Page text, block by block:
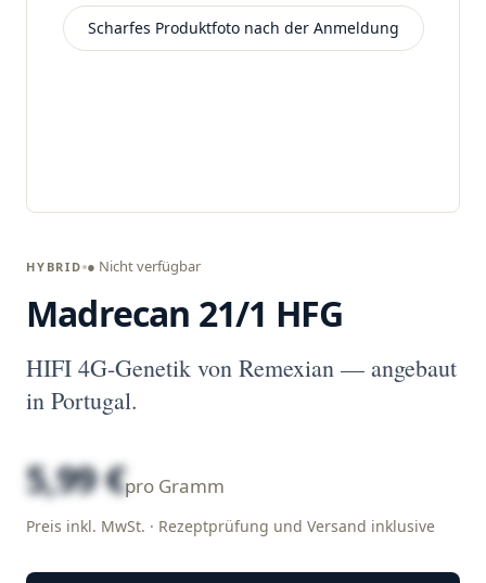
Scharfes Produktfoto nach der Anmeldung
HYBRID ● Nicht verfügbar
Madrecan 21/1 HFG
HIFI 4G-Genetik von Remexian — angebaut
in Portugal.
5,99 €pro Gramm
Preis inkl. MwSt. · Rezeptprüfung und Versand inklusive